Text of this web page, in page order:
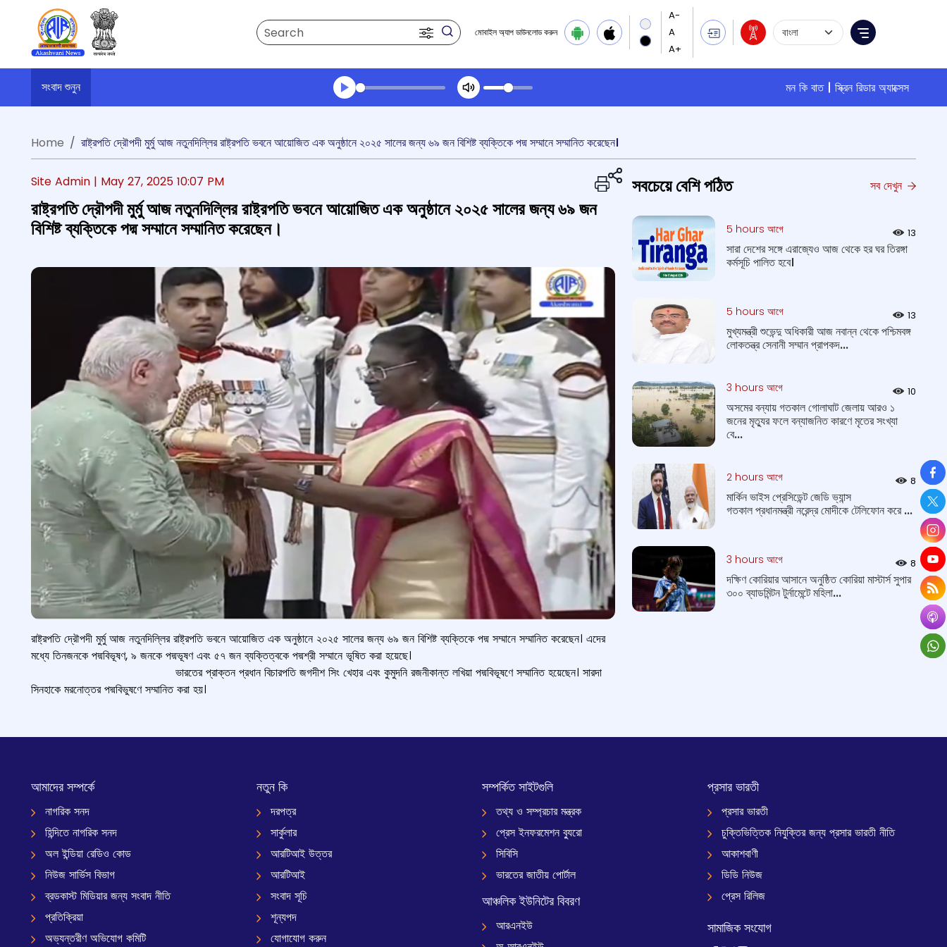
Search মোবাইল অ্যাপ ডাউনলোড করুন Language Selection
Menu
সংবাদ শুনুন মন কি বাত
স্ক্রিন রিডার অ্যাক্সেস
Transcript summary
Home
রাষ্ট্রপতি দ্রৌপদী মুর্মু আজ নতুনদিল্লির রাষ্ট্রপতি ভবনে আয়োজিত এক অনুষ্ঠানে ২০২৫ সালের জন্য ৬৯ জন বিশিষ্ট ব্যক্তিকে পদ্ম সম্মানে সম্মানিত করেছেন।
Site Admin | May 27, 2025 10:07 PM
রাষ্ট্রপতি দ্রৌপদী মুর্মু আজ নতুনদিল্লির রাষ্ট্রপতি ভবনে আয়োজিত এক অনুষ্ঠানে ২০২৫ সালের জন্য ৬৯ জন
বিশিষ্ট ব্যক্তিকে পদ্ম সম্মানে সম্মানিত করেছেন।
রাষ্ট্রপতি দ্রৌপদী মুর্মু আজ নতুনদিল্লির রাষ্ট্রপতি ভবনে আয়োজিতএক অনুষ্ঠানে২০২৫ সালের জন্য ৬৯ জন বিশিষ্ট ব্যক্তিকে পদ্ম সম্মানে সম্মানিতকরেছেন। এদের
মধ্যে তিনজনকে পদ্মবিভূষণ, ৯ জনকে পদ্মভূষণ এবং ৫৭ জন ব্যক্তিত্বকে পদ্মশ্রী সম্মানে ভূষিত করা হয়েছে।
ভারতের প্রাক্তন প্রধান বিচারপতি জগদীশ সিং খেহার এবং কুমুদনি রজনীকান্ত লখিয়া পদ্মবিভূষণে সম্মানিত হয়েছেন। সারদা
সিনহাকে মরনোত্তর পদ্মবিভুষণে সম্মানিত করা হয়।
সবচেয়ে বেশি পঠিত সব দেখুন
5 hours আগে 13
সারা দেশের সঙ্গে এরাজ্যেও আজ থেকে হর ঘর তিরঙ্গা
কর্মসূচি পালিত হবে।
5 hours আগে 13
মুখ্যমন্ত্রী শুভেন্দু অধিকারী আজ নবান্ন থেকে পশ্চিমবঙ্গ
লোকতন্ত্র সেনানী সম্মান প্রাপকদ...
3 hours আগে 10
অসমের বন্যায় গতকাল গোলাঘাট জেলায় আরও ১
জনের মৃত্যুর ফলে বন্যাজনিত কারণে মৃতের সংখ্যা
বে...
2 hours আগে 8
মার্কিন ভাইস প্রেসিডেন্ট জেডি ভ্যান্স
গতকাল প্রধানমন্ত্রী নরেন্দ্র মোদীকে টেলিফোন করে ...
3 hours আগে 8
দক্ষিণ কোরিয়ার আসানে অনুষ্ঠিত কোরিয়া মাস্টার্স সুপার
৩০০ ব্যাডমিন্টন টুর্নামেন্টে মহিলা...
আমাদের সম্পর্কে
নাগরিক সনদ
হিন্দিতে নাগরিক সনদ
অল ইন্ডিয়া রেডিও কোড
নিউজ সার্ভিস বিভাগ
ব্রডকাস্ট মিডিয়ার জন্য সংবাদ নীতি
প্রতিক্রিয়া
অভ্যন্তরীণ অভিযোগ কমিটি
নতুন কি
দরপত্র
সার্কুলার
আরটিআই উত্তর
আরটিআই
সংবাদ সূচি
শূন্যপদ
যোগাযোগ করুন
সম্পর্কিত সাইটগুলি
তথ্য ও সম্প্রচার মন্ত্রক
প্রেস ইনফরমেশন ব্যুরো
সিবিসি
ভারতের জাতীয় পোর্টাল
আঞ্চলিক ইউনিটের বিবরণ
আরএনইউ
প্রসার ভারতী
প্রসার ভারতী
চুক্তিভিত্তিক নিযুক্তির জন্য প্রসার ভারতী নীতি
আকাশবাণী
ডিডি নিউজ
প্রেস রিলিজ
সামাজিক সংযোগ